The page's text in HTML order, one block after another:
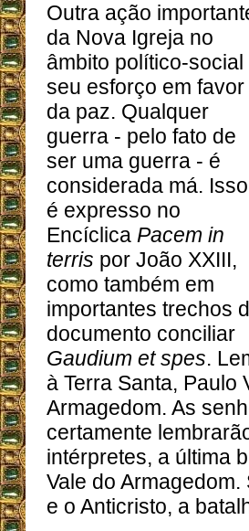
Outra ação
da Nova Igreja no
âmbito político-social
seu esforço em favor
da paz. Qualquer
guerra - pelo fato de
ser uma guerra - é
considerada má. Isso
é expresso no
Encíclica Pacem in
terris por João XXIII,
como também em
importantes trechos
documento conciliar
Gaudium et spes.
à Terra Santa, Paulo
Armagedom. As
certamente
intérpretes, a última
Vale do
e o Anticristo, a